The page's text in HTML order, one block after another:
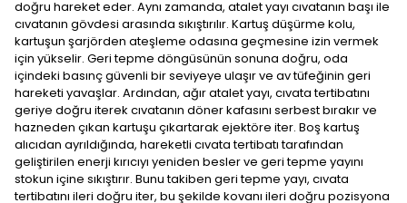
doğru hareket eder. Aynı zamanda, atalet yayı cıvatanın başı ile
cıvatanın gövdesi arasında sıkıştırılır. Kartuş düşürme kolu,
kartuşun şarjörden ateşleme odasına geçmesine izin vermek
için yükselir. Geri tepme döngüsünün sonuna doğru, oda
içindeki basınç güvenli bir seviyeye ulaşır ve av tüfeğinin geri
hareketi yavaşlar. Ardından, ağır atalet yayı, cıvata tertibatını
geriye doğru iterek cıvatanın döner kafasını serbest bırakır ve
hazneden çıkan kartuşu çıkartarak ejektöre iter. Boş kartuş
alıcıdan ayrıldığında, hareketli cıvata tertibatı tarafından
geliştirilen enerji kırıcıyı yeniden besler ve geri tepme yayını
stokun içine sıkıştırır. Bunu takiben geri tepme yayı, cıvata
tertibatını ileri doğru iter, bu şekilde kovanı ileri doğru pozisyona